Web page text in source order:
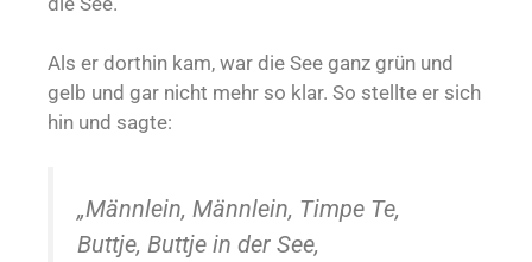
Als er dorthin kam, war die See ganz grün und
gelb und gar nicht mehr so klar. So stellte er sich
hin und sagte:
„Männlein, Männlein, Timpe Te,
Buttje, Buttje in der See,